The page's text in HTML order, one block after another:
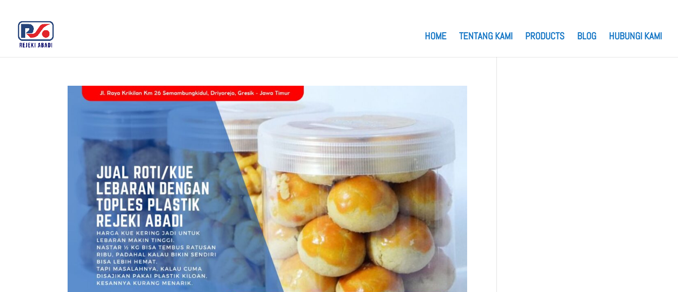
HOME TENTANG KAMI PRODUCTS BLOG HUBUNGI KAMI